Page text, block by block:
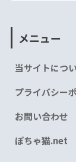
メニュー
当サイトにつ
プライバシー
お問い合わせ
ぽちゃ猫.net